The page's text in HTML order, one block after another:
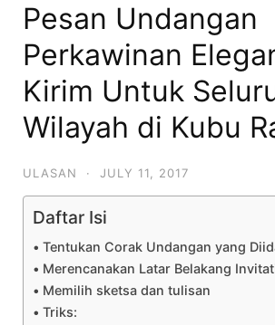
Pesan Undangan
Perkawinan
Kirim Untuk
Wilayah di Kubu
ULASAN · JULY 11, 2017
Daftar Isi
Tentukan Corak Undangan yang
Merencanakan Latar Belakang
Memilih sketsa dan tulisan
Triks: